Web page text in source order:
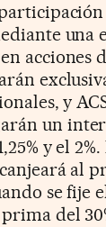
una
acciones
y
un
y el
al
se fije
del